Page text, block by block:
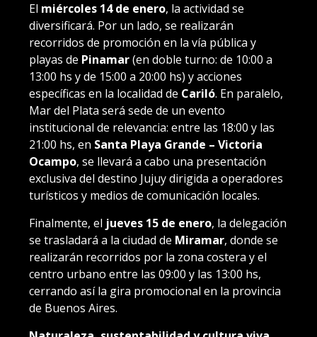
El miércoles 14 de enero, la actividad se
diversificará. Por un lado, se realizarán
recorridos de promoción en la vía pública y
playas de Pinamar(en doble turno: de 10:00 a
13:00 hs y de 15:00 a 20:00 hs) y acciones
específicas en la localidad de Cariló. En paralelo,
Mar del Plata será sede de un evento
institucional de relevancia: entre las 18:00 y las
21:00 hs, en Santa Playa Grande – Victoria
Ocampo, se llevará a cabo una presentación
exclusiva del destino Jujuy dirigida a operadores
turísticos y medios de comunicación locales.
Finalmente, el jueves 15 de enero, la delegación
se trasladará a la ciudad de Miramar, donde se
realizarán recorridos por la zona costera y el
centro urbano entre las 09:00 y las 13:00 hs,
cerrando así la gira promocional en la provincia
de Buenos Aires.